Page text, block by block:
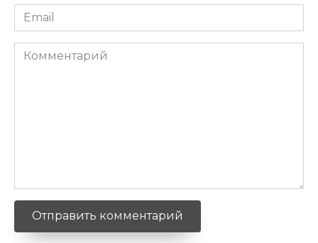
Email
*
Комментарий